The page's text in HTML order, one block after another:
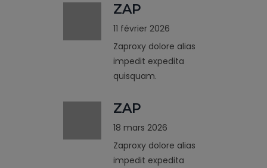
ZAP
11 février 2026
Zaproxy dolore alias
impedit expedita
quisquam.
ZAP
18 mars 2026
Zaproxy dolore alias
impedit expedita